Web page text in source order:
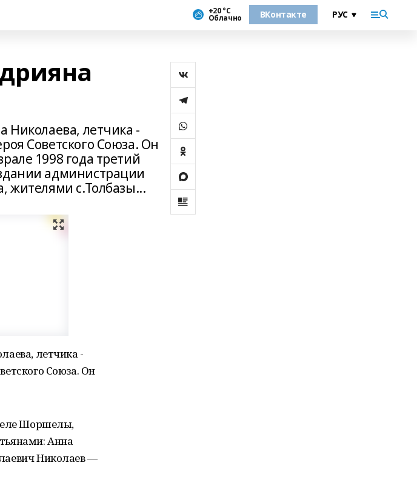
+20 °С
Облачно ВКонтакте
Николаева, летчика -
Советского Союза. Он
1998 года третий
администрации
жителями с.Толбазы...
летчика -
Союза. Он
Шоршелы,
Анна
Николаев —